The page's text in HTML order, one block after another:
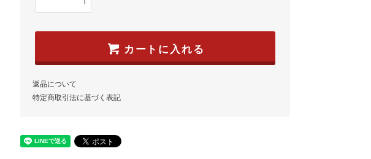
カートに入れる
返品について
特定商取引法に基づく表記